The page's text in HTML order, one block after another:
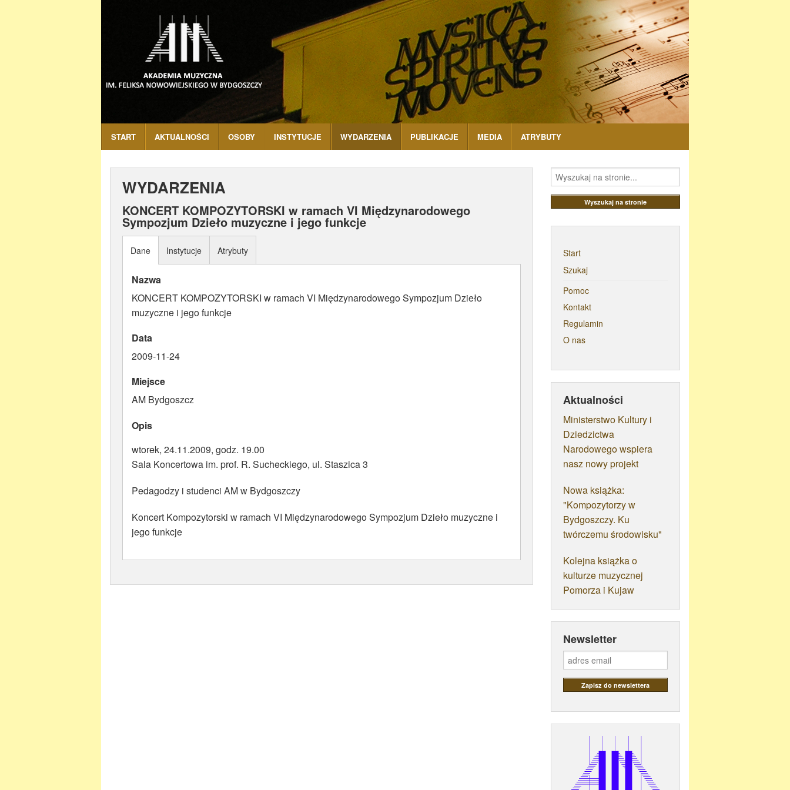
START AKTUALNOŚCI OSOBY INSTYTUCJE WYDARZENIA PUBLIKACJE MEDIA ATRYBUTY
WYDARZENIA
KONCERT KOMPOZYTORSKI w ramach VI Międzynarodowego
Sympozjum Dzieło muzyczne i jego funkcje
Dane
Nazwa
KONCERT KOMPOZYTORSKI w ramach VI Międzynarodowego Sympozjum Dzieło
muzyczne i jego funkcje
Data
2009-11-24
Miejsce
AM Bydgoszcz
Opis
wtorek, 24.11.2009, godz. 19.00
Sala Koncertowa im. prof. R. Sucheckiego, ul. Staszica 3
Pedagodzy i studenci AM w Bydgoszczy
Koncert Kompozytorski w ramach VI Międzynarodowego Sympozjum Dzieło muzyczne i
jego funkcje
Instytucje Atrybuty
Start
Szukaj
Pomoc
Kontakt
Regulamin
O nas
Aktualności
Ministerstwo Kultury i
Dziedzictwa
Narodowego wspiera
nasz nowy projekt
Nowa książka:
"Kompozytorzy w
Bydgoszczy. Ku
twórczemu środowisku"
Kolejna książka o
kulturze muzycznej
Pomorza i Kujaw
Newsletter